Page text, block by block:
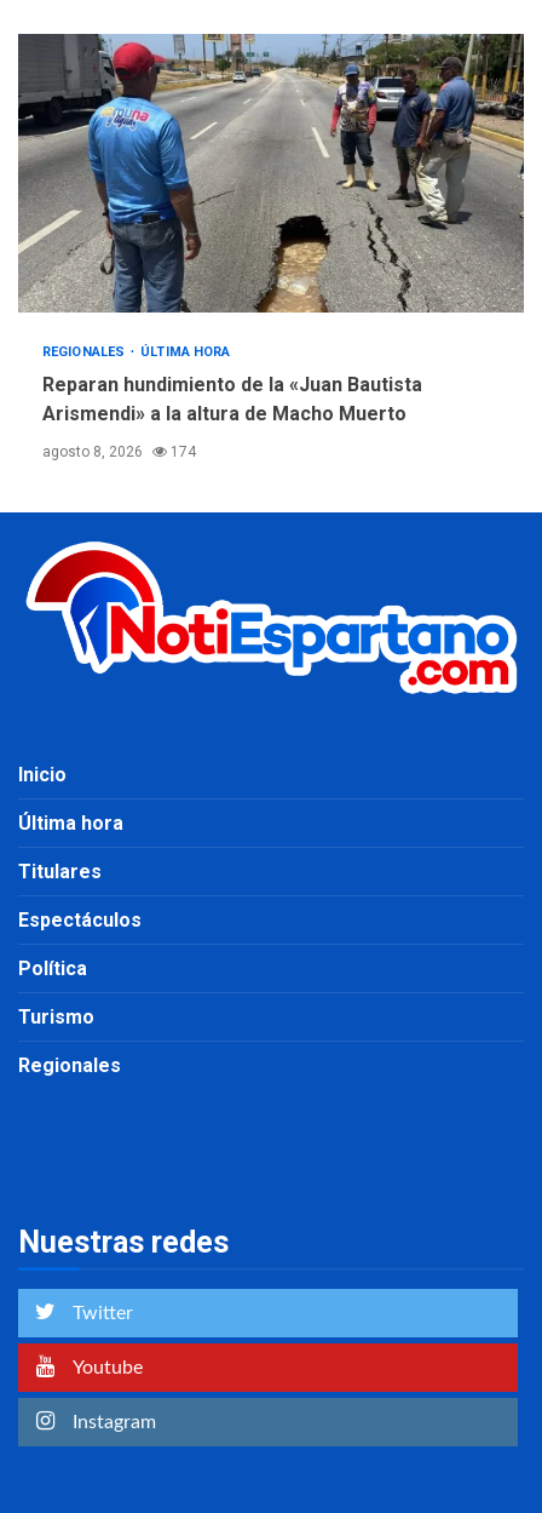
REGIONALES ÚLTIMA HORA
Reparan hundimiento de la «Juan Bautista
Arismendi» a la altura de Macho Muerto
agosto 8, 2026 174
Inicio
Última hora
Titulares
Espectáculos
Política
Turismo
Regionales
Nuestras redes
Twitter
Youtube
Instagram